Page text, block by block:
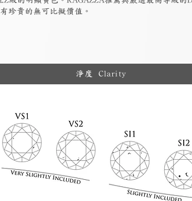
珍貴的無可比擬價值。
淨度 Clarity